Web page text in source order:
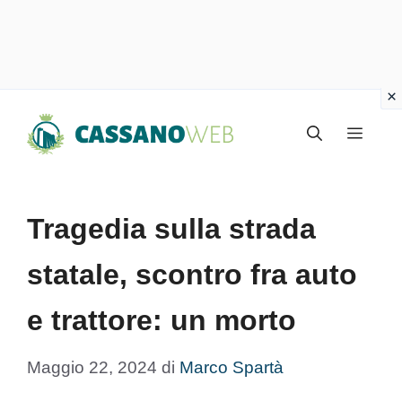
Menu
Tragedia sulla strada
statale, scontro fra auto
e trattore: un morto
Maggio 22, 2024 di Marco Spartà